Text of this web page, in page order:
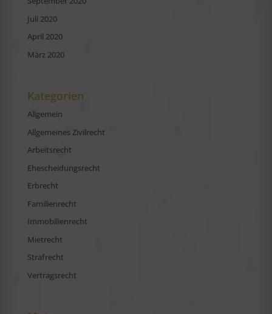
Juli 2020
April 2020
März 2020
Kategorien
Allgemein
Allgemeines Zivilrecht
Arbeitsrecht
Ehescheidungsrecht
Erbrecht
Familienrecht
Immobilienrecht
Mietrecht
Strafrecht
Vertragsrecht